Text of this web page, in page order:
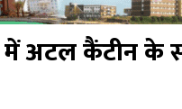
अटल कैंटीन के